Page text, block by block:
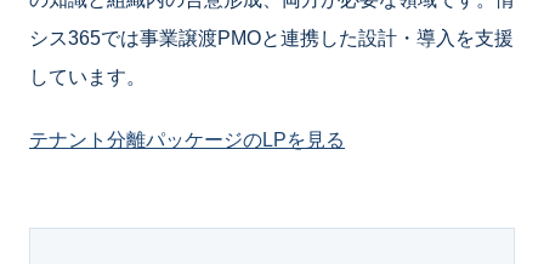
シス365では事業譲渡PMOと連携した設計・導入を支援
しています。
テナント分離パッケージのLPを見る